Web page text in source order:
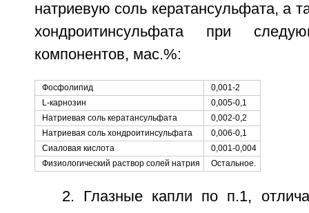
натриевую соль кератансульфата, а
хондроитинсульфата при
компонентов, мас.%:
Фосфолипид
0,001-2
L-карнозин
0,005-0,1
Натриевая соль кератансульфата
0,002-0,2
Натриевая соль хондроитинсульфата
0,006-0,1
Сиаловая кислота
0,001-0,004
Физиологический раствор солей натрия
Остальное.
2. Глазные капли по п.1,